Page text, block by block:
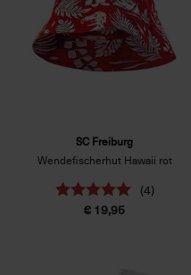
SC Freiburg
Wendefischerhut Hawaii rot
(4)
€ 19,95